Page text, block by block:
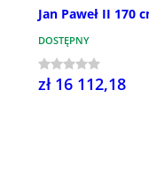
Jan Paweł II 170
DOSTĘPNY
zł 16 112,18